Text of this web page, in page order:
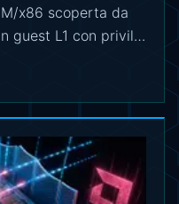
x86 scoperta da
guest L1 con privil…